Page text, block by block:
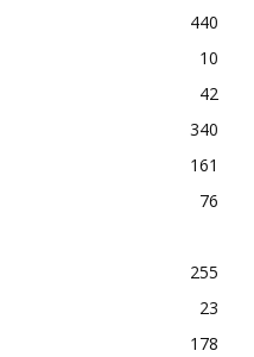
440
10
42
340
161
76
255
23
178